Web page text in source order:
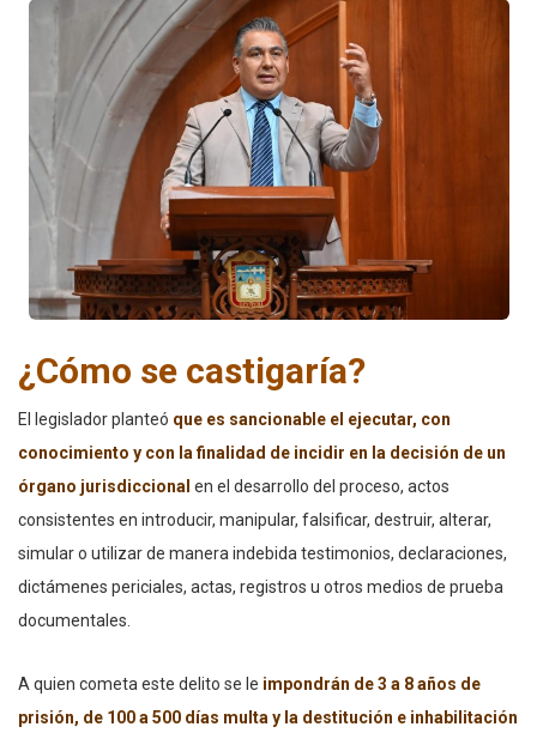
¿Cómo se castigaría?
El legislador planteó que es sancionable el ejecutar, con
conocimiento y con la finalidad de incidir en la decisión de un
órgano jurisdiccional en el desarrollo del proceso, actos
consistentes en introducir, manipular, falsificar, destruir, alterar,
simular o utilizar de manera indebida testimonios, declaraciones,
dictámenes periciales, actas, registros u otros medios de prueba
documentales.
A quien cometa este delito se le impondrán de 3 a 8 años de
prisión, de 100 a 500 días multa y la destitución e inhabilitación